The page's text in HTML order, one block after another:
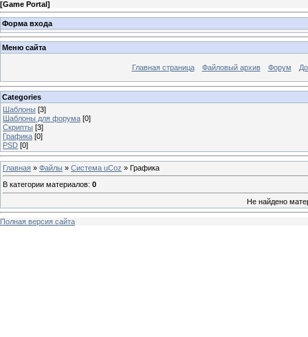
[Game Portal]
Форма входа
Меню сайта
Главная страница Файловый архив Форум
Categories
Шаблоны [3]
Шаблоны для форума [0]
Скрипты [3]
Графика [0]
PSD [0]
Главная » Файлы » Система uCoz » Графика
В категории материалов: 0
Не найдено
Полная версия сайта